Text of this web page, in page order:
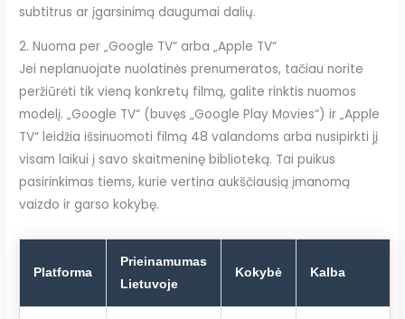
subtitrus ar įgarsinimą daugumai dalių.
2. Nuoma per „Google TV“ arba „Apple TV“
Jei neplanuojate nuolatinės prenumeratos, tačiau norite
peržiūrėti tik vieną konkretų filmą, galite rinktis nuomos
modelį. „Google TV“ (buvęs „Google Play Movies“) ir „Apple
TV“ leidžia išsinuomoti filmą 48 valandoms arba nusipirkti jį
visam laikui į savo skaitmeninę biblioteką. Tai puikus
pasirinkimas tiems, kurie vertina aukščiausią įmanomą
vaizdo ir garso kokybę.
Platforma
Prieinamumas
Lietuvoje
Kokybė Kalba